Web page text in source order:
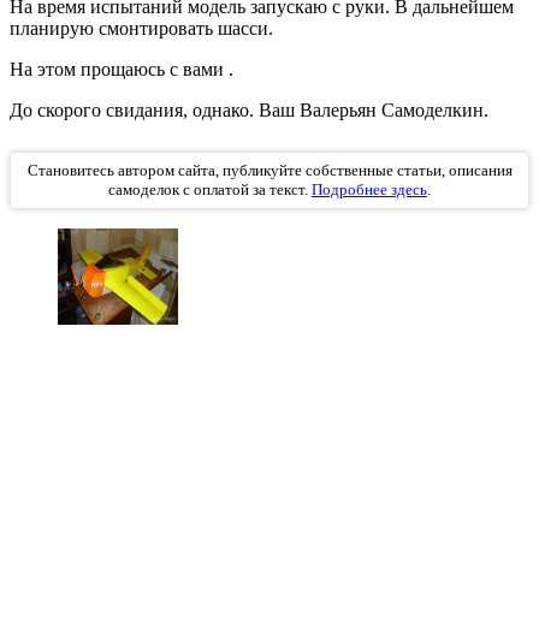
На время испытаний модель запускаю с руки. В дальнейшем
планирую смонтировать шасси.
На этом прощаюсь с вами .
До скорого свидания, однако. Ваш Валерьян Самоделкин.
Становитесь автором сайта, публикуйте собственные статьи, описания
самоделок с оплатой за текст. Подробнее здесь